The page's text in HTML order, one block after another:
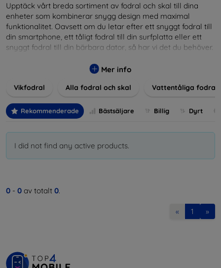
Upptäck vårt breda sortiment av fodral och skal till dina
enheter som kombinerar snygg design med maximal
funktionalitet. Oavsett om du letar efter ett snyggt fodral till
din smartphone, ett tåligt fodral till din surfplatta eller ett
snyggt fodral till din bärbara dator, så har vi det du behöver.
stötar, samtidigt som de tar hänsyn till användarnas
att hitta rätt tillbehör till din enhet. Våra fodral och skal är
inte bara praktiska utan också moderiktiga, vilket gör dem
dig.
Mer info
Vikfodral Alla fodral och skal Vattentåliga fodral
Rekommenderade Bästsäljare Billig Dyrt
I did not find any active products.
0 - 0 av totalt 0.
« 1 »